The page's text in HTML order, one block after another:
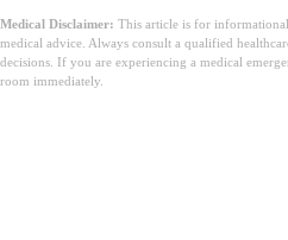
Medical Disclaimer: This article is for
medical advice. Always consult a qualified
decisions. If you are experiencing a medical
room immediately.